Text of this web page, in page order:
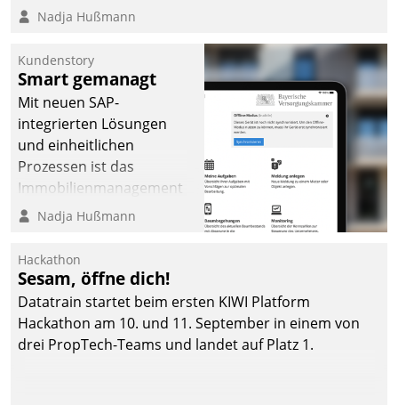
Nadja Hußmann
Kundenstory
Smart gemanagt
Mit neuen SAP-
integrierten Lösungen
und einheitlichen
Prozessen ist das
Immobilienmanagement
der Bayerischen
Ressort Kapitalanlage für
künftige Aufgaben und
Herausforderungen
gerüstet.
Nadja Hußmann
Hackathon
Sesam, öffne dich!
Datatrain startet beim ersten KIWI Platform
Hackathon am 10. und 11. September in einem von
drei PropTech-Teams und landet auf Platz 1.